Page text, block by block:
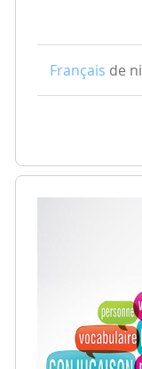
Français de